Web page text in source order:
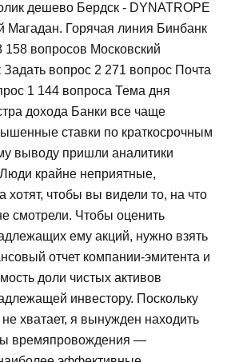
дешево Бердск - DYNATROPE
Магадан. Горячая линия Бинбанк
158 вопросов Московский
вопрос 2 271 вопрос Почта
1 144 вопроса Тема дня
дохода Банки все чаще
ставки по краткосрочным
выводу пришли аналитики
крайне неприятные,
хотят, чтобы вы видели то, на что
смотрели. Чтобы оценить
ему акций, нужно взять
отчет компании-эмитента и
доли чистых активов
инвестору. Поскольку
хватает, я вынужден находить
времяпровождения —